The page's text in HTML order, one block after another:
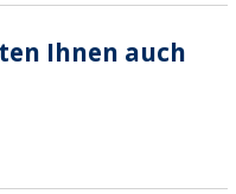
Ihnen auch